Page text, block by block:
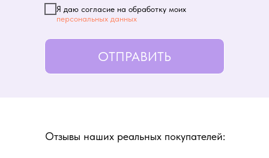
Я даю согласие на обработку моих
персональных данных
ОТПРАВИТЬ
Отзывы наших реальных покупателей: